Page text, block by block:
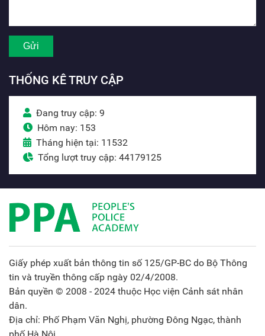
THỐNG KÊ TRUY CẬP
Đang truy cập: 9
Hôm nay: 153
Tháng hiện tại: 11532
Tổng lượt truy cập: 44179125
Giấy phép xuất bản thông tin số 125/GP-BC do Bộ Thông
tin và truyền thông cấp ngày 02/4/2008.
Bản quyền © 2008 - 2024 thuộc Học viện Cảnh sát nhân
dân.
Địa chỉ: Phố Phạm Văn Nghị, phường Đông Ngạc, thành